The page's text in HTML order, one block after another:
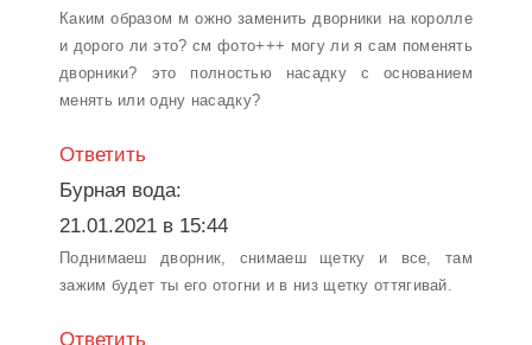
Каким образом м ожно заменить дворники на королле
и дорого ли это? см фото+++ могу ли я сам поменять
дворники? это полностью насадку с основанием
менять или одну насадку?
Ответить
Бурная вода:
21.01.2021 в 15:44
Поднимаеш дворник, снимаеш щетку и все, там
зажим будет ты его отогни и в низ щетку оттягивай.
Ответить